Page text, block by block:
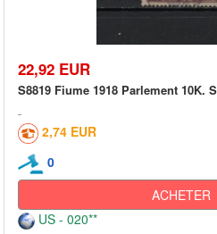
22,92 EUR
S8819 Fiume 1918 Parlement 10K.
2,74 EUR
0
ACHETER
US - 020**